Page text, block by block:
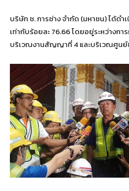
บริษัท ช. การช่าง จำกัด (มหาชน) ได้ดำ
เท่ากับร้อยละ 76.66 โดยอยู่ระหว่างก
บริเวณงานสัญญาที่ 4 และบริเวณศูนย์